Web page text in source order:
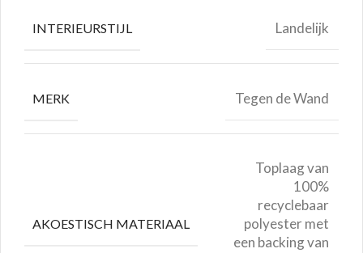
INTERIEURSTIJL Landelijk
MERK Tegen de Wand
AKOESTISCH MATERIAAL
Toplaag van
100%
recyclebaar
polyester met
een backing van